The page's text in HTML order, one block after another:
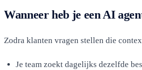
Wanneer heb je een AI
Zodra klanten vragen stellen die
Je team zoekt dagelijks dezelfde